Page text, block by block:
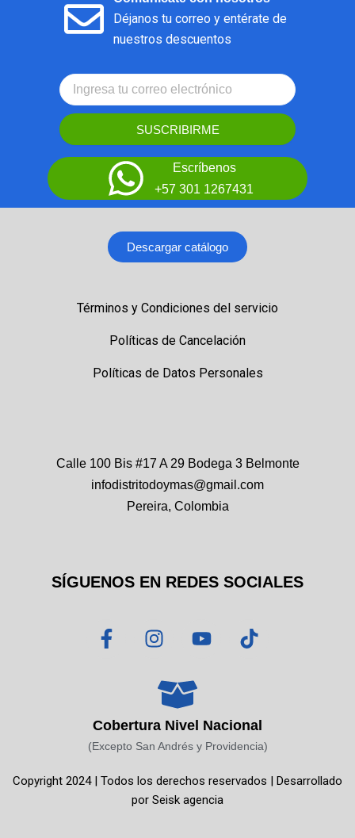
Déjanos tu correo y entérate de
nuestros descuentos
SUSCRIBIRME
Escríbenos
+57 301 1267431
Descargar catálogo
Términos y Condiciones del servicio
Políticas de Cancelación
Políticas de Datos Personales
Calle 100 Bis #17 A 29 Bodega 3 Belmonte
infodistritodoymas@gmail.com
Pereira, Colombia
SÍGUENOS EN REDES SOCIALES
F
a
o
o
-
I
n
t
a
g
r
m
Y
o
b
e
T
i
k
Cobertura Nivel Nacional
(Excepto San Andrés y Providencia)
Copyright 2024 | Todos los derechos reservados | Desarrollado
por Seisk agencia